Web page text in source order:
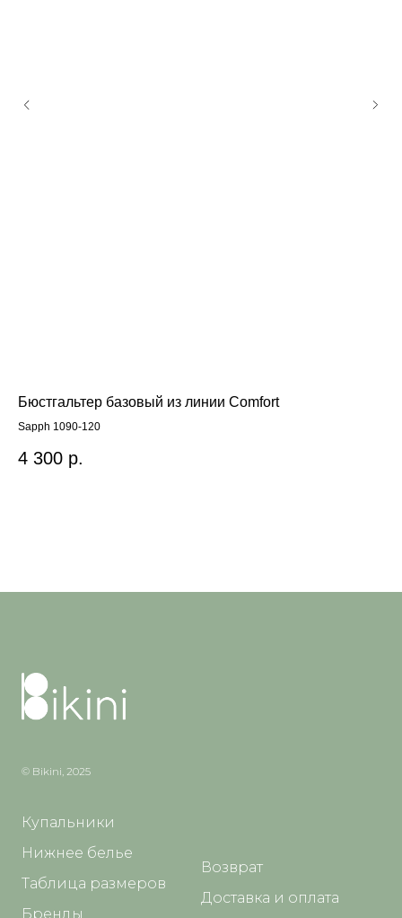
Бюстгальтер базовый из линии Comfort
Sapph 1090-120
4 300 р.
© Bikini, 2025
Купальники
Нижнее белье
Таблица размеров
Бренды
Возврат
Доставка и оплата